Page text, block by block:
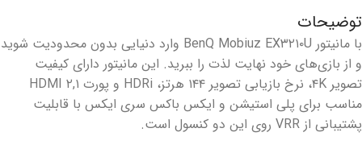
توضیحات
با مانیتور BenQ Mobiuz EX۳۲۱۰U وارد دنیایی بدون محدودیت شوید
و از بازی‌های خود نهایت لذت را ببرید. این مانیتور دارای کیفیت
تصویر ۴K، نرخ بازیابی تصویر ۱۴۴ هرتز، HDRi و پورت HDMI ۲,۱
مناسب برای پلی استیشن و ایکس باکس سری ایکس با قابلیت
پشتیبانی از VRR روی این دو کنسول است.